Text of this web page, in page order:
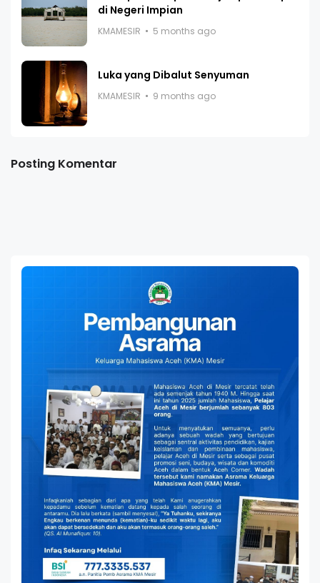
di Negeri Impian
KMAMESIR 5 months ago
Luka yang Dibalut Senyuman
KMAMESIR 9 months ago
Posting Komentar